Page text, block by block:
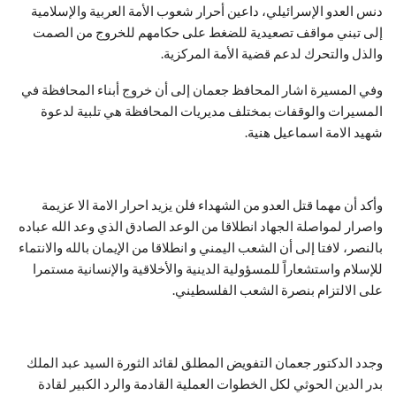
دنس العدو الإسرائيلي، داعين أحرار شعوب الأمة العربية والإسلامية
إلى تبني مواقف تصعيدية للضغط على حكامهم للخروج من الصمت
والذل والتحرك لدعم قضية الأمة المركزية.
وفي المسيرة اشار المحافظ جعمان إلى أن خروج أبناء المحافظة في
المسيرات والوقفات بمختلف مديريات المحافظة هي تلبية لدعوة
شهيد الامة اسماعيل هنية.
وأكد أن مهما قتل العدو من الشهداء فلن يزيد احرار الامة الا عزيمة
واصرار لمواصلة الجهاد انطلاقا من الوعد الصادق الذي وعد الله عباده
بالنصر، لافتا إلى أن الشعب اليمني و انطلاقا من الإيمان بالله والانتماء
للإسلام واستشعاراً للمسؤولية الدينية والأخلاقية والإنسانية مستمرا
على الالتزام بنصرة الشعب الفلسطيني.
وجدد الدكتور جعمان التفويض المطلق لقائد الثورة السيد عبد الملك
بدر الدين الحوثي لكل الخطوات العملية القادمة والرد الكبير لقادة